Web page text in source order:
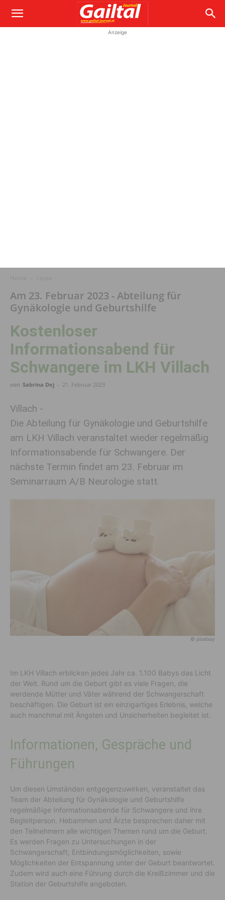
Anzeige
Am 23. Februar 2023 - Abteilung für
Gynäkologie und Geburtshilfe
Kostenloser
Informationsabend für
Schwangere im LKH Villach
von Sabrina Dej - 21. Februar 2023
Villach -
Die Abteilung für Gynäkologie und Geburtshilfe
am LKH Villach veranstaltet wieder regelmäßig
Informationsabende für Schwangere. Der
nächste Termin findet am 23. Februar im
Seminarraum A/B Neurologie statt.
© pixabay
Im LKH Villach erblicken jedes Jahr ca. 1.100 Babys das Licht
der Welt. Rund um die Geburt gibt es viele Fragen, die
werdende Mütter und Väter während der Schwangerschaft
beschäftigen. Die Geburt ist ein einzigartiges Erlebnis, welche
auch manchmal mit Ängsten und Unsicherheiten begleitet ist.
Informationen, Gespräche und
Führungen
Um diesen Umständen entgegenzuwirken, veranstaltet das
Team der Abteilung für Gynäkologie und Geburtshilfe
regelmäßige Informationsabende für Schwangere und ihre
Begleitperson. Hebammen und Ärzte besprechen daher mit
den Teilnehmern alle wichtigen Themen rund um die Geburt.
Es werden Fragen zu Untersuchungen in der
Schwangerschaft, Entbindungsmöglichkeiten, sowie
Möglichkeiten der Entspannung unter der Geburt beantwortet.
Zudem wird auch eine Führung durch die Kreißzimmer und die
Station der Geburtshilfe angeboten.